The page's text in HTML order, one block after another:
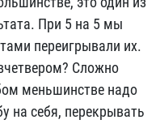
При 5 на 5 мы
переигрывали их.
Сложно
меньшинстве надо
на себя, перекрывать